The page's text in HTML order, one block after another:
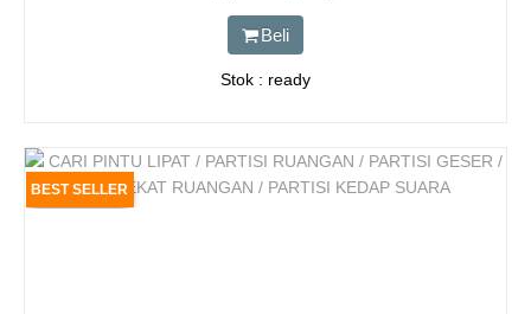
Beli
Stok : ready
BEST SELLER